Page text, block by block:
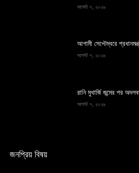
আগস্ট ৭, ২০২৬
আগামী সেপ্টেম্বরে
আগস্ট ৭, ২০২৬
রানি মুখার্জি জন্মের পর
আগস্ট ৭, ২০২৬
জনপ্রিয় বিষয়